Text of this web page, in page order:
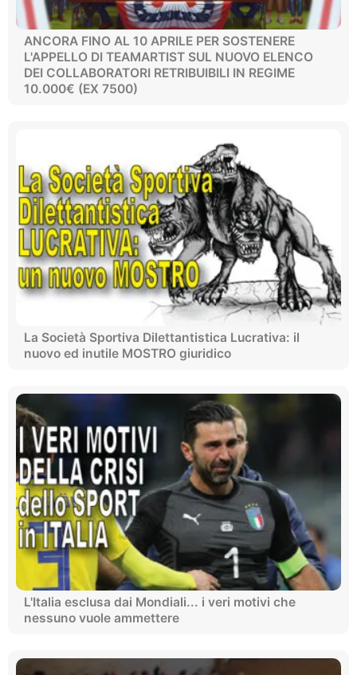
ANCORA FINO AL 10 APRILE PER SOSTENERE
L'APPELLO DI TEAMARTIST SUL NUOVO ELENCO
DEI COLLABORATORI RETRIBUIBILI IN REGIME
10.000€ (EX 7500)
La Società Sportiva Dilettantistica Lucrativa: il
nuovo ed inutile MOSTRO giuridico
L'Italia esclusa dai Mondiali... i veri motivi che
nessuno vuole ammettere